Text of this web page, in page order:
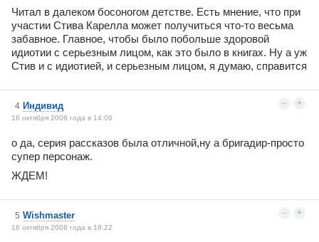
Читал в далеком босоногом детстве. Есть мнение, что при
участии Стива Карелла может получиться что-то весьма
забавное. Главное, чтобы было побольше здоровой
идиотии с серьезным лицом, как это было в книгах. Ну а уж
Стив и с идиотией, и серьезным лицом, я думаю, справится
– +
4 Индивид
16 октября 2008 года в 14:06
о да, серия рассказов была отличной,ну а бригадир-просто
супер персонаж.
ЖДЕМ!
– +
5 Wishmaster
16 октября 2008 года в 18:22